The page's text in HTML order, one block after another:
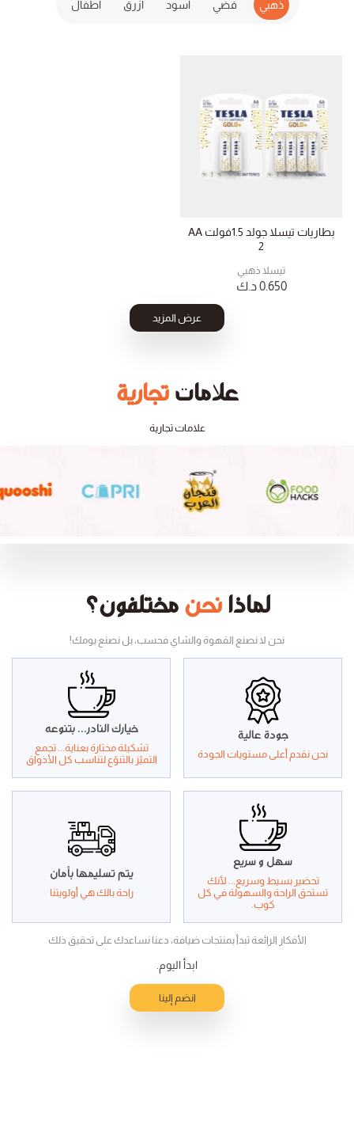
ذهبي فضي اسود ازرق اطفال
بطاريات تيسلا جولد 1.5فولت AA
2
تيسلا ذهبي
0.650 د.ك
عرض المزيد
علاماتتجارية
علامات تجارية
لماذانحنمختلفون؟
نحن لا نصنع القهوة والشاي فحسب، بل نصنع يومك!
جودة عالية
نحن نقدم أعلى مستويات الجودة
خيارك النادر... بتنوعه
تشكيلة مختارة بعناية... تجمع
التميّز بالتنوّع لتناسب كل الأذواق
سهل و سريع
تحضير بسيط وسريع... لأنك
تستحق الراحة والسهولة في كل
كوب.
يتم تسليمها بأمان
راحة بالك هي أولويتنا
الأفكار الرائعة تبدأ بمنتجات ضيافة، دعنا نساعدك على تحقيق ذلك
ابدأ اليوم.
انضم إلينا